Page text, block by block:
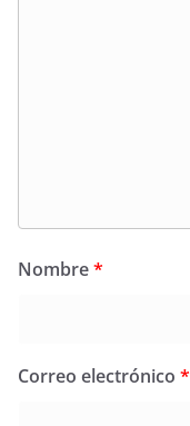
Nombre*
Correo electrónico *